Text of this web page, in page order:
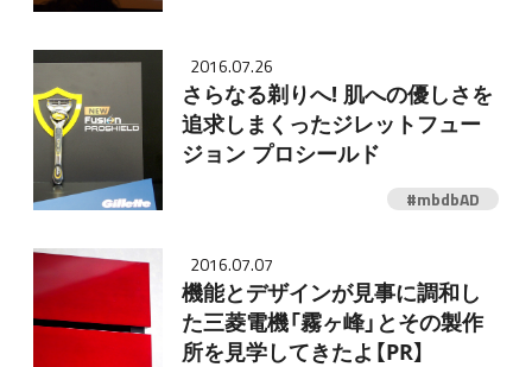
2016.07.26
さらなる剃りへ! 肌への優しさを
追求しまくったジレットフュー
ジョン プロシールド
#mbdbAD
2016.07.07
機能とデザインが見事に調和し
た三菱電機「霧ヶ峰」とその製作
所を見学してきたよ【PR】